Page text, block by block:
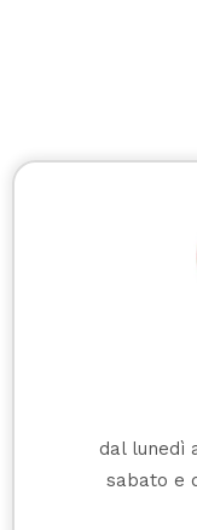
dal lunedì
sabato e